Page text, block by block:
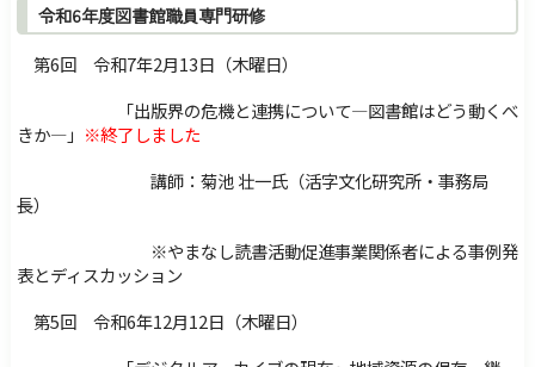
令和6年度図書館職員専門研修
第6回 令和7年2月13日（木曜日）
「出版界の危機と連携について―図書館はどう動くべ
きか―」 ※終了しました
講師：菊池 壮一氏（活字文化研究所・事務局
長）
※やまなし読書活動促進事業関係者による事例発
表とディスカッション
第5回 令和6年12月12日（木曜日）